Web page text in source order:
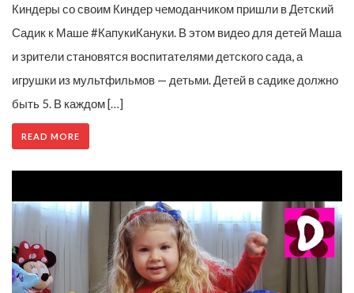
Киндеры со своим Киндер чемоданчиком пришли в Детский
Садик к Маше #КапукиКануки. В этом видео для детей Маша
и зрители становятся воспитателями детского сада, а
игрушки из мультфильмов — детьми. Детей в садике должно
быть 5. В каждом […]
READ MORE